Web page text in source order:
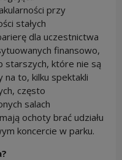
przy
stałych
dla uczestnictwa
finansowo,
starszych, które nie są
na to, kilku spektakli
często
salach
ochoty brać udziału
koncercie w parku.